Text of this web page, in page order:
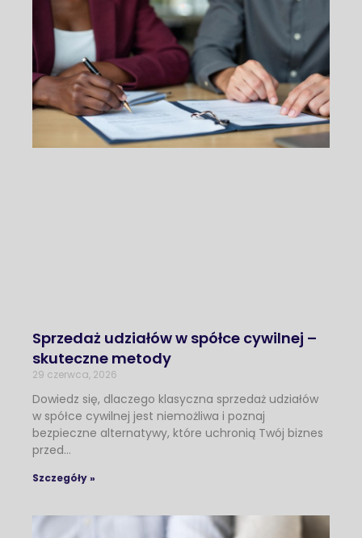
Sprzedaż udziałów w spółce cywilnej –
skuteczne metody
29 czerwca, 2026
Dowiedz się, dlaczego klasyczna sprzedaż udziałów
w spółce cywilnej jest niemożliwa i poznaj
bezpieczne alternatywy, które uchronią Twój biznes
przed…
Szczegóły »